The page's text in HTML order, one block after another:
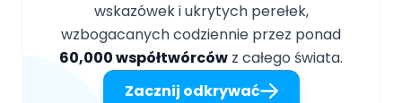
wskazówek i ukrytych perełek,
wzbogacanych codziennie przez ponad
60,000 współtwórców z całego świata.
Zacznij odkrywać